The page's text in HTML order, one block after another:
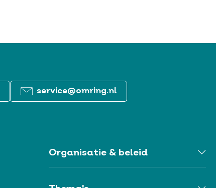
service@omring.nl
Organisatie & beleid